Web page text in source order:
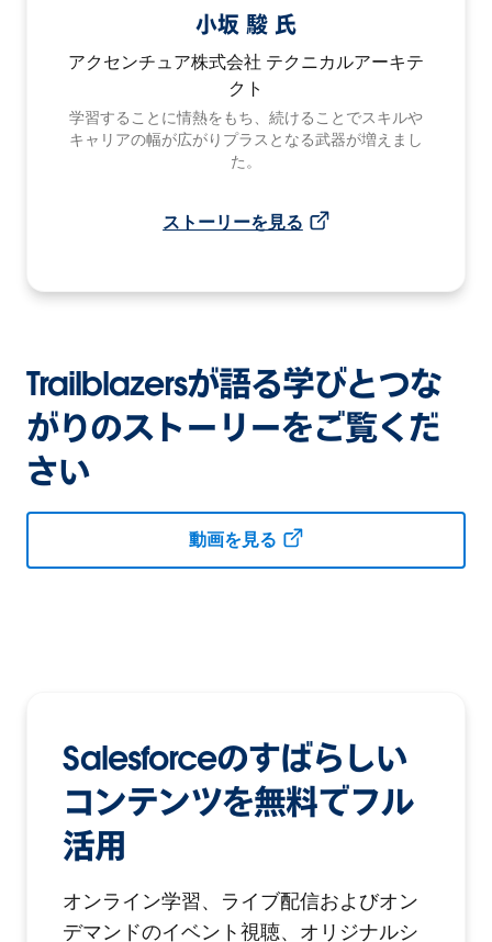
小坂 駿 氏
アクセンチュア株式会社 テクニカルアーキテ
クト
学習することに情熱をもち、続けることでスキルや
キャリアの幅が広がりプラスとなる武器が増えまし
た。
ストーリーを見る
Trailblazersが語る学びとつな
がりのストーリーをご覧くだ
さい
動画を見る
Salesforceのすばらしい
コンテンツを無料でフル
活用
オンライン学習、ライブ配信およびオン
デマンドのイベント視聴、オリジナルシ